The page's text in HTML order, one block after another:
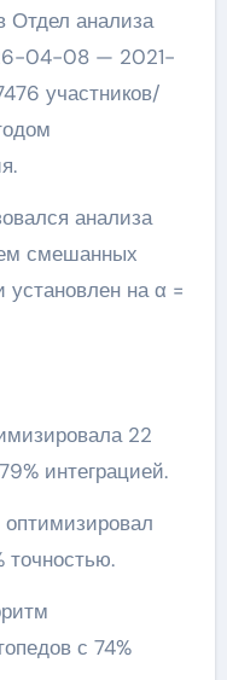
Отдел анализа
04-08 — 2021-
участников/
анализа
смешанных
установлен на α =
22
интеграцией.
точностью.
с 74%